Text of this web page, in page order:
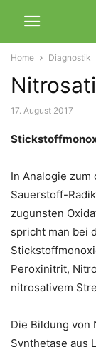
Home Diagnostik
17. August 2017
In Analogie
Sauerstoff-
zugunsten
spricht man bei
Peroxinitrit,
nitrosativem
Die Bildung von
Synthetase aus